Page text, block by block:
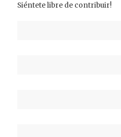
Siéntete libre de contribuir!